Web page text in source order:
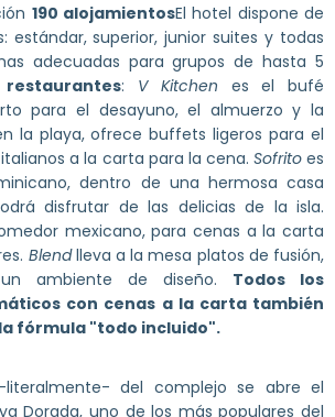
190 alojamientosEl hotel dispone de
estándar, superior, junior suites y todas
adecuadas para grupos de hasta 5
restaurantes: V Kitchen es el bufé
para el desayuno, el almuerzo y la
la playa, ofrece buffets ligeros para el
a la carta para la cena. Sofritoes
dentro de una hermosa casa
disfrutar de las delicias de la isla.
mexicano, para cenas a la carta
Blendlleva a la mesa platos de fusión,
ambiente de diseño. Todos los
con cenas a la carta también
fórmula "todo incluido".
del complejo se abre el
Dorada, uno de los más populares del